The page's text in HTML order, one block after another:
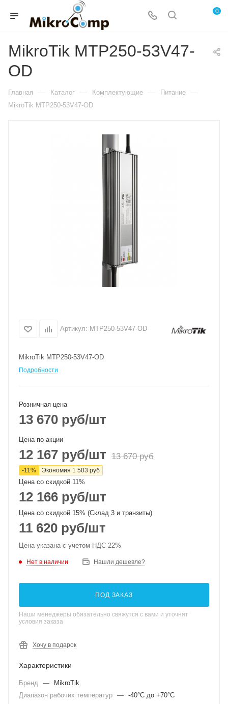
0
MikroTik MTP250-53V47-
OD
Главная — Каталог — Комплектующие — Питание —
MikroTik MTP250-53V47-OD
Артикул: MTP250-53V47-OD
MikroTik MTP250-53V47-OD
Подробности
Розничная цена
13 670 руб/шт
Цена по акции
12 167 руб/шт 13 670руб
-11% Экономия 1 503 руб
Цена со скидкой 11%
12 166 руб/шт
Цена со скидкой 15% (Склад 3 и транзиты)
11 620 руб/шт
Цена указана с учетом НДС 22%
Нет в наличии Нашли дешевле?
ПОД ЗАКАЗ
Наши менеджеры обязательно свяжутся с вами и уточнят
условия заказа
Хочу в подарок
Характеристики
Бренд —
MikroTik
Диапазон рабочих температур — -40°C до +70°C